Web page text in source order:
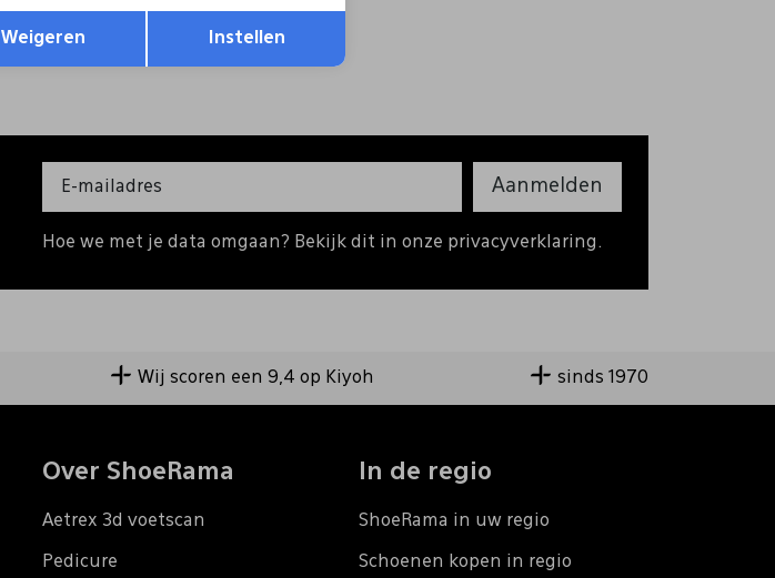
Aanmelden
Hoe we met je data omgaan? Bekijk dit in onze privacyverklaring.
Wij scoren een 9,4 op Kiyoh sinds 1970
Over ShoeRama
Aetrex 3d voetscan
Pedicure
In de regio
ShoeRama in uw regio
Schoenen kopen in regio
Opslaan
Weigeren Instellen